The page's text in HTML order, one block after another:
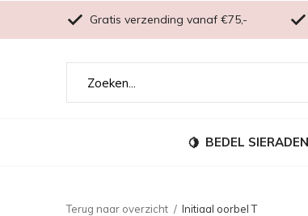
BEDEL SIERADEN
Gratis verzending vanaf €75,-
Terug naar overzicht Initiaal oorbel T